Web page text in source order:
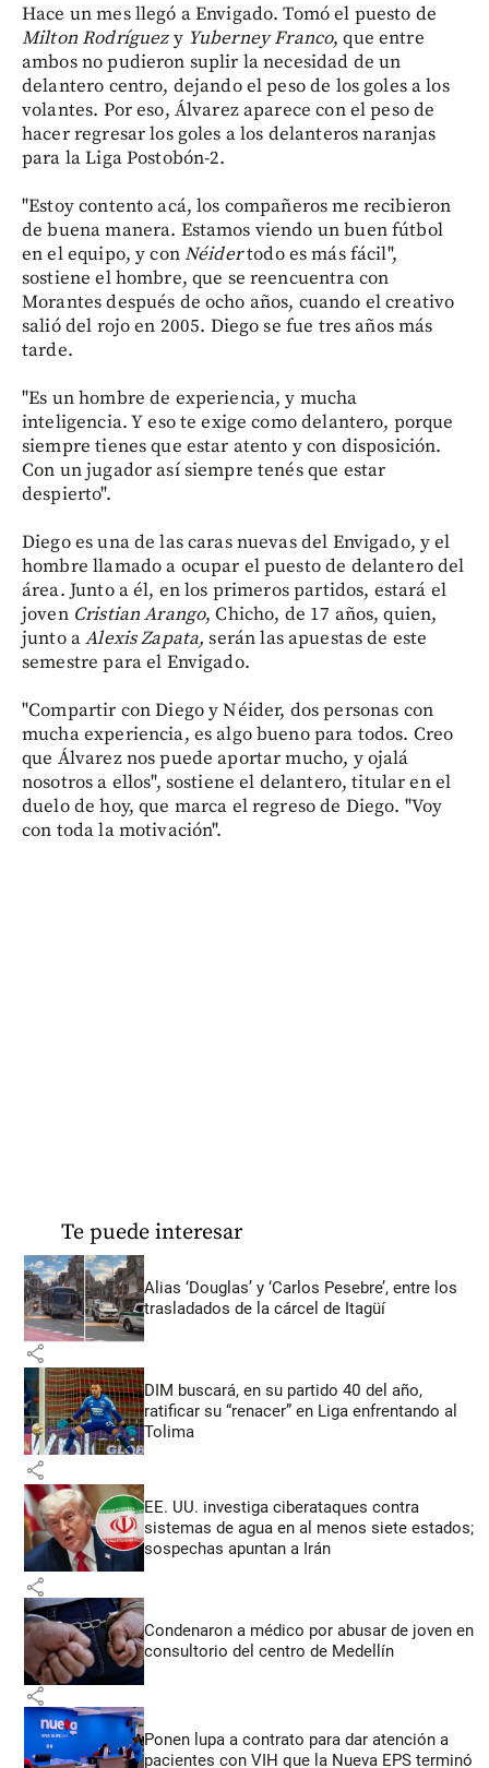
Hace un mes llegó a Envigado. Tomó el puesto de
Milton Rodríguezy Yuberney Franco, que entre
ambos no pudieron suplir la necesidad de un
delantero centro, dejando el peso de los goles a los
volantes. Por eso, Álvarez aparece con el peso de
hacer regresar los goles a los delanteros naranjas
para la Liga Postobón-2.
"Estoy contento acá, los compañeros me recibieron
de buena manera. Estamos viendo un buen fútbol
en el equipo, y conNéidertodo es más fácil",
sostiene el hombre, que se reencuentra con
Morantes después de ocho años, cuando el creativo
salió del rojo en 2005. Diego se fue tres años más
tarde.
"Es un hombre de experiencia, y mucha
inteligencia. Y eso te exige como delantero, porque
siempre tienes que estar atento y con disposición.
Con un jugador así siempre tenés que estar
despierto".
Diego es una de las caras nuevas del Envigado, y el
hombre llamado a ocupar el puesto de delantero del
área. Junto a él, en los primeros partidos, estará el
joven CristianArango, Chicho, de 17 años, quien,
junto aAlexisZapata,serán las apuestas de este
semestre para el Envigado.
"Compartir con Diego y Néider, dos personas con
mucha experiencia, es algo bueno para todos. Creo
que Álvarez nos puede aportar mucho, y ojalá
nosotros a ellos", sostiene el delantero, titular en el
duelo de hoy, que marca el regreso de Diego. "Voy
con toda la motivación".
Te puede interesar
Alias ‘Douglas’ y ‘Carlos Pesebre’, entre los
trasladados de la cárcel de Itagüí
share
DIM buscará, en su partido 40 del año,
ratificar su “renacer” en Liga enfrentando al
Tolima
share
EE. UU. investiga ciberataques contra
sistemas de agua en al menos siete estados;
sospechas apuntan a Irán
share
Condenaron a médico por abusar de joven en
consultorio del centro de Medellín
share
Ponen lupa a contrato para dar atención a
pacientes con VIH que la Nueva EPS terminó